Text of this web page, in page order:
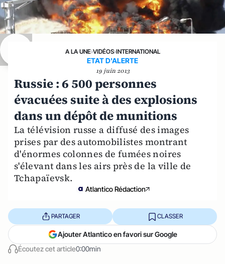
A LA UNE›VIDÉOS›INTERNATIONAL
ETAT D'ALERTE
19 juin 2013
Russie : 6 500 personnes
évacuées suite à des explosions
dans un dépôt de munitions
La télévision russe a diffusé des images
prises par des automobilistes montrant
d'énormes colonnes de fumées noires
s'élevant dans les airs près de la ville de
Tchapaïevsk.
Atlantico Rédaction
Écoutez cet article0:00min
PARTAGER CLASSER
Ajouter Atlantico en favori sur Google